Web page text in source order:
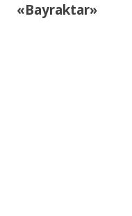
«Bayraktar»